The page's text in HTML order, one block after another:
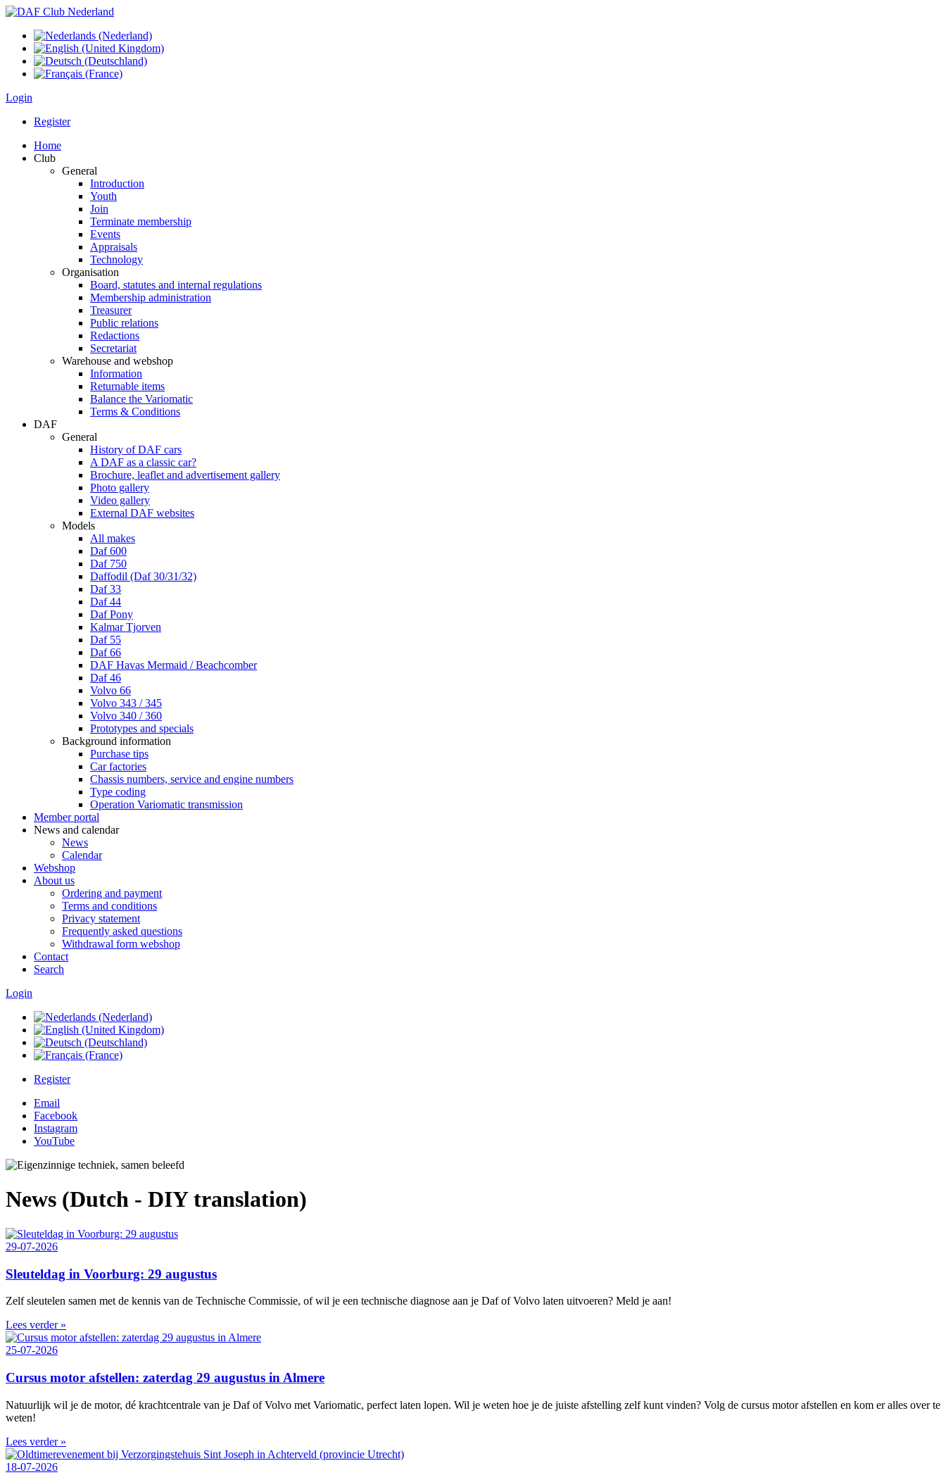
Login
Register
Home
Club
General
Introduction
Youth
Join
Terminate membership
Events
Appraisals
Technology
Organisation
Board, statutes and internal regulations
Membership administration
Treasurer
Public relations
Redactions
Secretariat
Warehouse and webshop
Information
Returnable items
Balance the Variomatic
Terms & Conditions
DAF
General
History of DAF cars
A DAF as a classic car?
Brochure, leaflet and advertisement gallery
Photo gallery
Video gallery
External DAF websites
Models
All makes
Daf 600
Daf 750
Daffodil (Daf 30/31/32)
Daf 33
Daf 44
Daf Pony
Kalmar Tjorven
Daf 55
Daf 66
DAF Havas Mermaid / Beachcomber
Daf 46
Volvo 66
Volvo 343 / 345
Volvo 340 / 360
Prototypes and specials
Background information
Purchase tips
Car factories
Chassis numbers, service and engine numbers
Type coding
Operation Variomatic transmission
Member portal
News and calendar
News
Calendar
Webshop
About us
Ordering and payment
Terms and conditions
Privacy statement
Frequently asked questions
Withdrawal form webshop
Contact
Search
Login
Register
Email
Facebook
Instagram
YouTube
News (Dutch - DIY translation)
29-07-2026
Sleuteldag in Voorburg: 29 augustus
Zelf sleutelen samen met de kennis van de Technische Commissie, of wil je een technische diagnose aan je Daf of Volvo laten uitvoeren? Meld je aan!
Lees verder »
25-07-2026
Cursus motor afstellen: zaterdag 29 augustus in Almere
Natuurlijk wil je de motor, dé krachtcentrale van je Daf of Volvo met Variomatic, perfect laten lopen. Wil je weten hoe je de juiste afstelling zelf kunt vinden? Volg de cursus motor afstellen en kom er alles over te
weten!
Lees verder »
18-07-2026